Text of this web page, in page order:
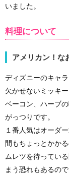
いました。
料理について
アメリカン！な
ディズニーのキャ
欠かせないミッキ
ベーコン、ハーブ
がっつりです。
１番人気はオーダ
間もちょっとかか
ムレツを待ってい
まう恐れもあるの